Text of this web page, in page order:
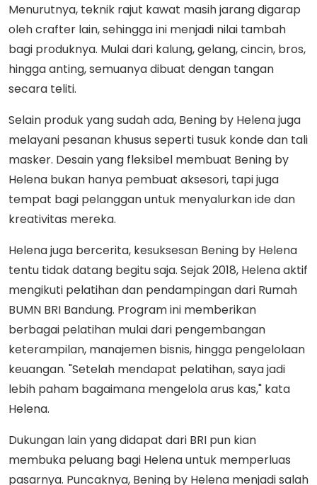
Menurutnya, teknik rajut kawat masih jarang digarap
oleh crafter lain, sehingga ini menjadi nilai tambah
bagi produknya. Mulai dari kalung, gelang, cincin, bros,
hingga anting, semuanya dibuat dengan tangan
secara teliti.
Selain produk yang sudah ada, Bening by Helena juga
melayani pesanan khusus seperti tusuk konde dan tali
masker. Desain yang fleksibel membuat Bening by
Helena bukan hanya pembuat aksesori, tapi juga
tempat bagi pelanggan untuk menyalurkan ide dan
kreativitas mereka.
Helena juga bercerita, kesuksesan Bening by Helena
tentu tidak datang begitu saja. Sejak 2018, Helena aktif
mengikuti pelatihan dan pendampingan dari Rumah
BUMN BRI Bandung. Program ini memberikan
berbagai pelatihan mulai dari pengembangan
keterampilan, manajemen bisnis, hingga pengelolaan
keuangan. "Setelah mendapat pelatihan, saya jadi
lebih paham bagaimana mengelola arus kas," kata
Helena.
Dukungan lain yang didapat dari BRI pun kian
membuka peluang bagi Helena untuk memperluas
pasarnya. Puncaknya, Bening by Helena menjadi salah